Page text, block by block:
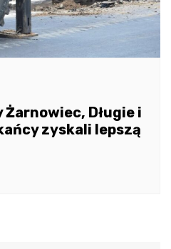
Żarnowiec, Długie i
zyskali lepszą